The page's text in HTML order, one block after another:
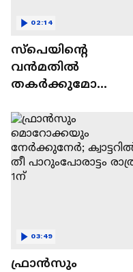
സ്പെയിന്റെ
വൻമതിൽ
തകർക്കുമോ
ലോകകപ്പ്
ഇന്ന് യൂറോപ്യൻ
പോര്
02:14
ഫ്രാൻസും
03:49